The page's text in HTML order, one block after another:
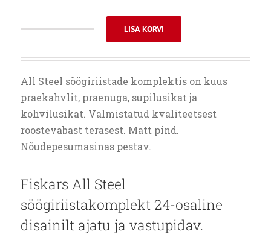
SÖÖGIRIISTAKOMPLEKT
24-
OSALINE
kogus
LISA KORVI
All Steel söögiriistade komplektis on kuus
praekahvlit, praenuga, supilusikat ja
kohvilusikat. Valmistatud kvaliteetsest
roostevabast terasest. Matt pind.
Nõudepesumasinas pestav.
Fiskars All Steel
söögiriistakomplekt 24-osaline
disainilt ajatu ja vastupidav.